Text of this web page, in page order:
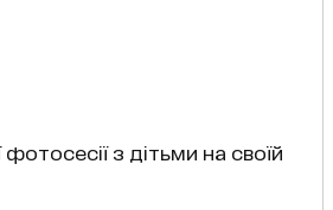
з дітьми на своїй